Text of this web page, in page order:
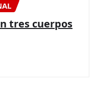
tres cuerpos